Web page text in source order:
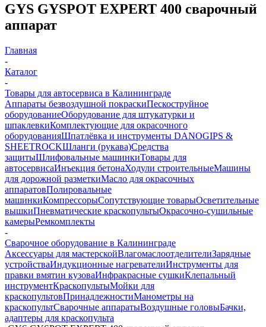
GYS GYSPOT EXPERT 400 сварочный
аппарат
Главная
-
Каталог
-
Товары для автосервиса в Калининграде
Аппараты безвоздушной покраскиПескоструйное
оборудованиеОборудование для штукатурки и
шпаклевкиКомплектующие для окрасочного
оборудованияШпатлёвка и инструменты DANOGIPS &
SHEETROCKШланги (рукава)Средства
защитыШлифовальные машинкиТовары для
автосервисаИнъекция бетонаХодули строительныеМашины
для дорожной разметкиМасло для окрасочных
аппаратовПолировальные
машинкиКомпрессорыСопутствующие товарыОсветительные
вышкиПневматические краскопультыОкрасочно-сушильные
камерыРемкомплекты
-
Сварочное оборудование в Калининграде
Аксессуары для мастерскойВлагомаслоотделителиЗарядные
устройстваИндукционные нагревателиИнструменты для
правки вмятин кузоваИнфракрасные сушкиКлепальный
инструментКраскопультыМойки для
краскопультовПринадлежностиМанометры на
краскопультСварочные аппаратыВоздушные головыБачки,
адаптеры для краскопульта